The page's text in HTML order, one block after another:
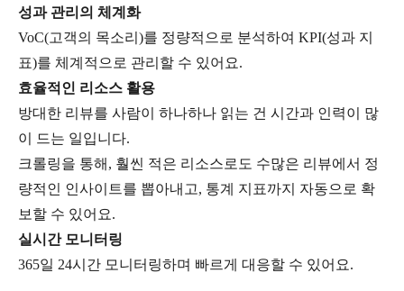
성과 관리의 체계화
VoC(고객의 목소리)를 정량적으로 분석하여 KPI(성과 지
표)를 체계적으로 관리할 수 있어요.
효율적인 리소스 활용
방대한 리뷰를 사람이 하나하나 읽는 건 시간과 인력이 많
이 드는 일입니다.
크롤링을 통해, 훨씬 적은 리소스로도 수많은 리뷰에서 정
량적인 인사이트를 뽑아내고, 통계 지표까지 자동으로 확
보할 수 있어요.
실시간 모니터링
365일 24시간 모니터링하며 빠르게 대응할 수 있어요.